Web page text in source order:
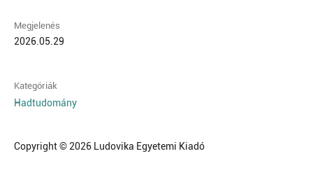
Megjelenés
2026.05.29
Kategóriák
Hadtudomány
Copyright © 2026 Ludovika Egyetemi Kiadó